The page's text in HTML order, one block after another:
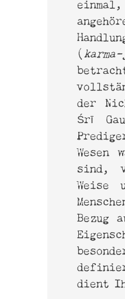
(
der
Śrī
Wesen
sind,
Weise
Bezug
dient